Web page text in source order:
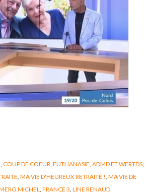
, COUP DE COEUR, EUTHANASIE, ADMD ET WFRTDS,
, MA VIE D'HEUREUX RETRAITÉ !, MA VIE DE
MICHEL, FRANCE 3, LINE RENAUD